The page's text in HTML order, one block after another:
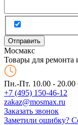
Мосмакс
Товары для ремонта
Пн.-Пт. 10.00 - 20.00
+7 (495) 150-46-12
zakaz@mosmax.ru
Заказать звонок
Заметили ошибку?